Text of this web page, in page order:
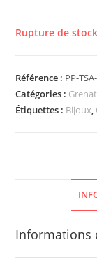
Rupture de stock
Référence : PP-
Catégories : Grenat
Étiquettes : Bijoux,
Informations